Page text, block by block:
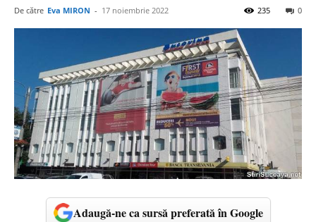
De către Eva MIRON - 17 noiembrie 2022 0
235
Adaugă-ne ca sursă preferată în Google